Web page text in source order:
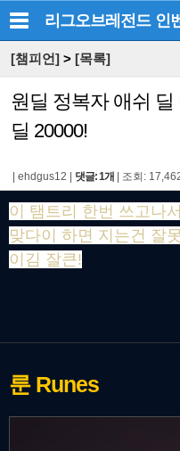
리그오브레전드 인
[챔피언] > [목록]
원딜 정복자 애쉬
딜 20000!
ehdgus12 댓글: 1개 조회:
이 탬트리 한번 쓰고나
맞다이 하면 지는건 잘
이김 잘큰!
룬 Runes